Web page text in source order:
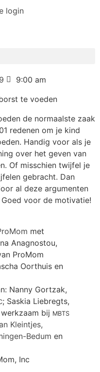
login
9:00 am
te voeden
de normaalste zaak
redenen om je kind
Handig voor als je
over het geven van
Of misschien twijfel je
gebracht. Dan
al deze argumenten
voor de motivatie!
met
Anagnostou,
ProMom
Oorthuis en
Nanny Gortzak,
; Saskia Liebregts,
bij MBTS
Kleintjes,
Bedum en
Inc